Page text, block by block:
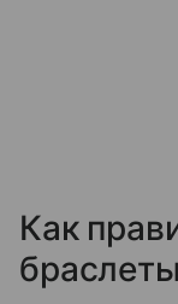
Как
браслеты